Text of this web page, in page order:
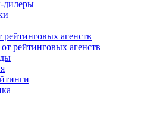
дилеры
агенств
рейтинговых агенств